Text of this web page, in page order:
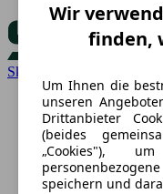
Skoda
Wir
finden,
Um Ihnen die
unseren
Drittanbieter
(beides
„Cookies"),
speichern und